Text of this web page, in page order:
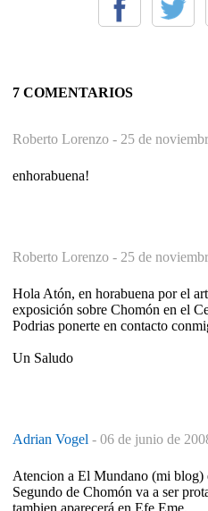
7 COMENTARIOS
Roberto Lorenzo - 25 de
enhorabuena!
Roberto Lorenzo - 25 de
Hola Atón, en horabuena por el
exposición sobre Chomón en el
Podrias ponerte en contacto
Un Saludo
Adrian Vogel - 06 de junio de
Atencion a El Mundano (mi blog)
Segundo de Chomón va a ser
tambien aparecerá en Efe Eme.